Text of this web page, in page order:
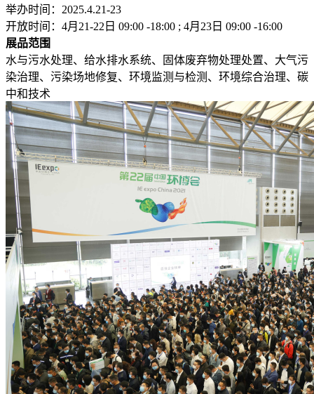
举办时间：2025.4.21-23
开放时间：4月21-22日 09:00 -18:00 ; 4月23日 09:00 -16:00
展品范围
水与污水处理、给水排水系统、固体废弃物处理处置、大气污
染治理、污染场地修复、环境监测与检测、环境综合治理、碳
中和技术